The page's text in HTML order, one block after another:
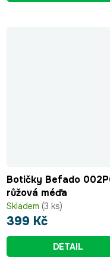
Botičky Befado
růžová méďa
Skladem (3 ks)
399 Kč
DETAIL